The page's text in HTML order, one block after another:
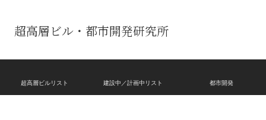
超高層ビル・都市開発研究所
超高層ビルリスト 建設中／計画中リスト 都市開発